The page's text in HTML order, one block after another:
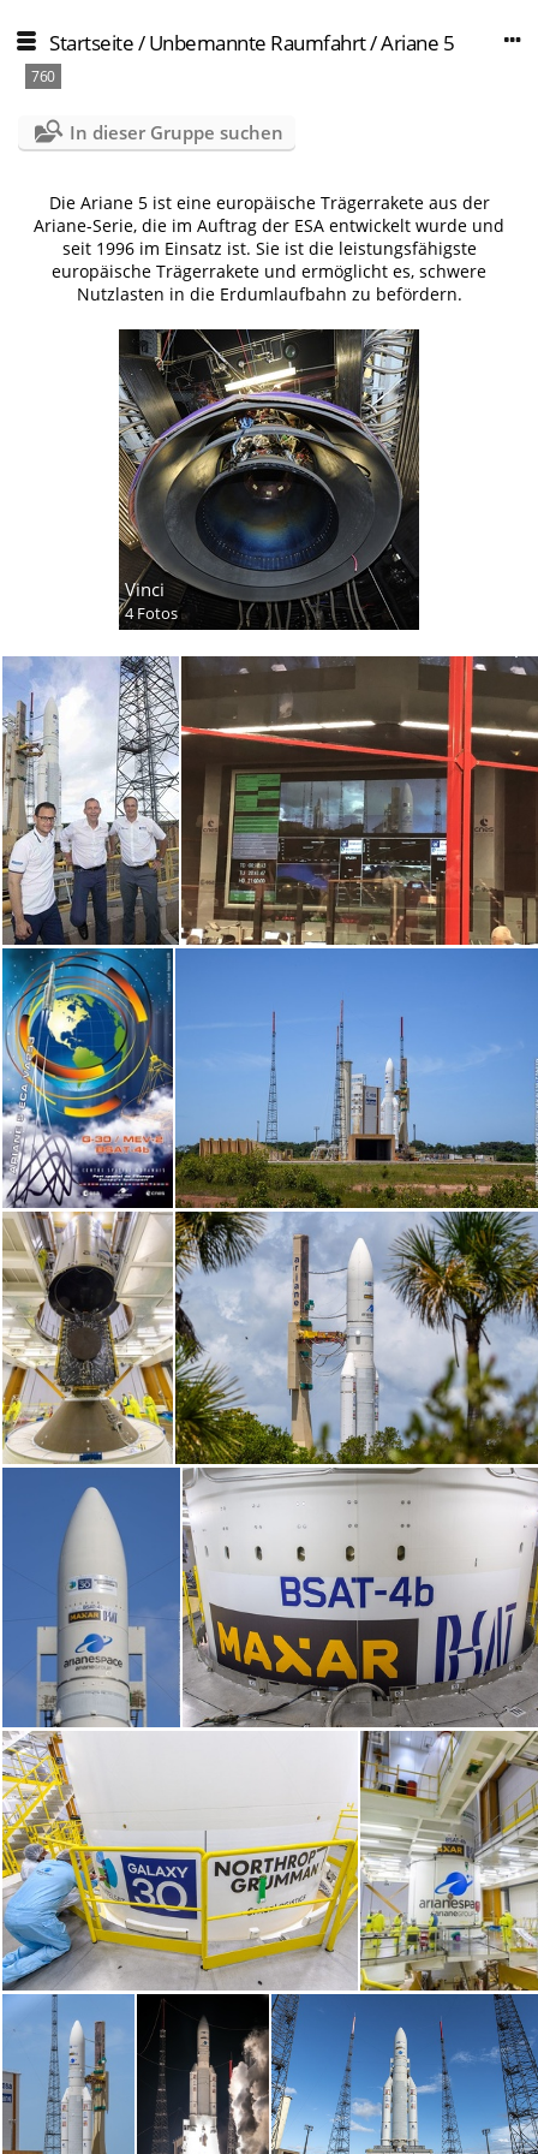
Startseite/Unbemannte Raumfahrt/Ariane 5
760
In dieser Gruppe suchen
Die Ariane 5 ist eine europäische Trägerrakete aus der
Ariane-Serie, die im Auftrag der ESA entwickelt wurde und
seit 1996 im Einsatz ist. Sie ist die leistungsfähigste
europäische Trägerrakete und ermöglicht es, schwere
Nutzlasten in die Erdumlaufbahn zu befördern.
Vinci
4 Fotos